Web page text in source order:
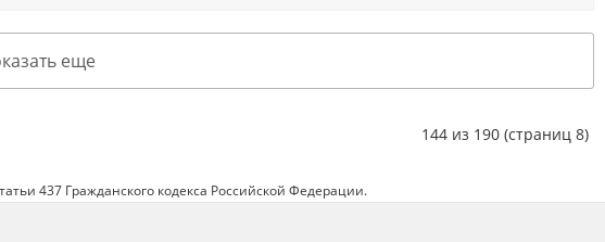
еще
144 из 190 (страниц 8)
437 Гражданского кодекса Российской Федерации.